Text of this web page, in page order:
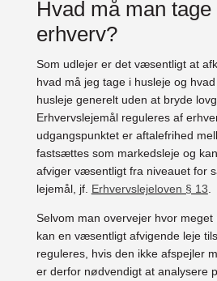
Hvad må man
erhverv?
Som udlejer er det væsentligt at
hvad må jeg tage i husleje og
husleje generelt uden at bryde
Erhvervslejemål reguleres af
udgangspunktet er aftalefrihed
fastsættes som markedsleje og
afviger væsentligt fra niveauet for
lejemål, jf. Erhvervslejeloven § 13
Selvom man overvejer hvor meget
kan en væsentligt afvigende leje
reguleres, hvis den ikke afspejler
er derfor nødvendigt at analysere